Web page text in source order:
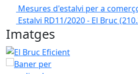
Mesures d'estalvi per a
Estalvi RD11/2020 - El Bruc
Imatges
El Bruc Eficient